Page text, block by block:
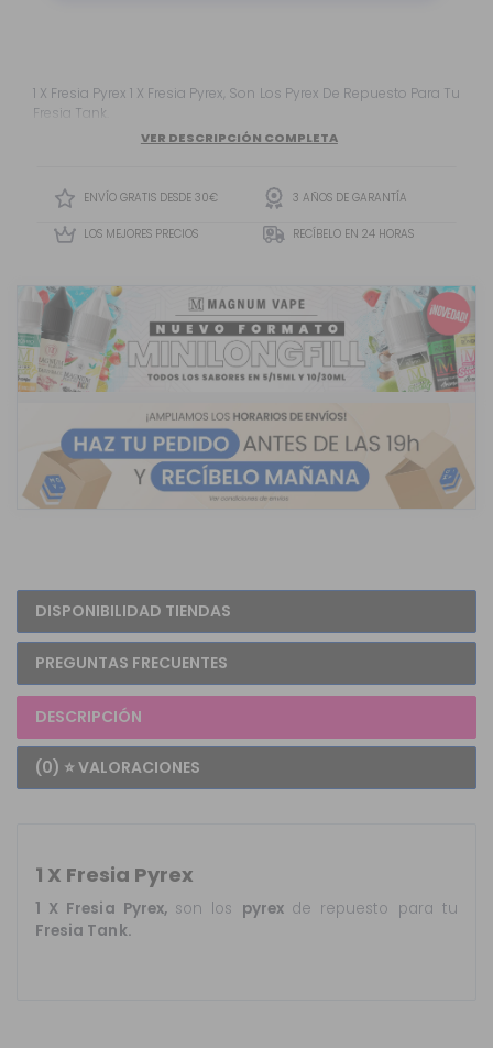
1 X Fresia Pyrex 1 X Fresia Pyrex, Son Los Pyrex De Repuesto Para Tu
Fresia Tank.
VER DESCRIPCIÓN COMPLETA
ENVÍO GRATIS DESDE 30€ 3 AÑOS DE GARANTÍA
LOS MEJORES PRECIOS RECÍBELO EN 24 HORAS
DISPONIBILIDAD TIENDAS
PREGUNTAS FRECUENTES
DESCRIPCIÓN
(0) ⭐ VALORACIONES
1 X Fresia Pyrex
1 X Fresia Pyrex, son los pyrex de repuesto para tu
Fresia Tank.